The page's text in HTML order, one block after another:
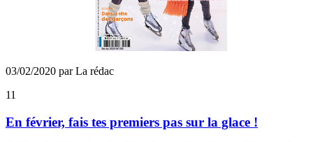
03/02/2020 par La rédac
11
En février, fais tes premiers pas sur la glace !